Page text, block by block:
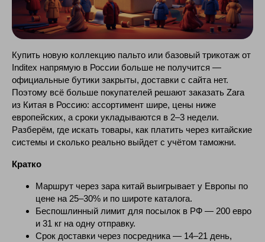
Купить новую коллекцию пальто или базовый трикотаж от
Inditex напрямую в России больше не получится —
официальные бутики закрыты, доставки с сайта нет.
Поэтому всё больше покупателей решают заказать Zara
из Китая в Россию: ассортимент шире, цены ниже
европейских, а сроки укладываются в 2–3 недели.
Разберём, где искать товары, как платить через китайские
системы и сколько реально выйдет с учётом таможни.
Кратко
Маршрут через зара китай выигрывает у Европы по
цене на 25–30% и по широте каталога.
Беспошлинный лимит для посылок в РФ — 200 евро
и 31 кг на одну отправку.
Срок доставки через посредника — 14–21 день,